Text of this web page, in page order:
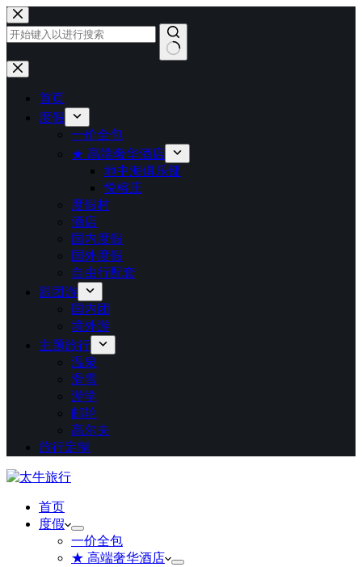
跳
至
内
容
无
首页
度假
一价全包
★ 高端奢华酒店
地中海俱乐部
悦榕庄
度假村
酒店
国内度假
国外度假
自由行配套
跟团游
国内团
境外游
主题旅行
温泉
滑雪
游学
邮轮
高尔夫
旅行定制
首页
度假
一价全包
★ 高端奢华酒店